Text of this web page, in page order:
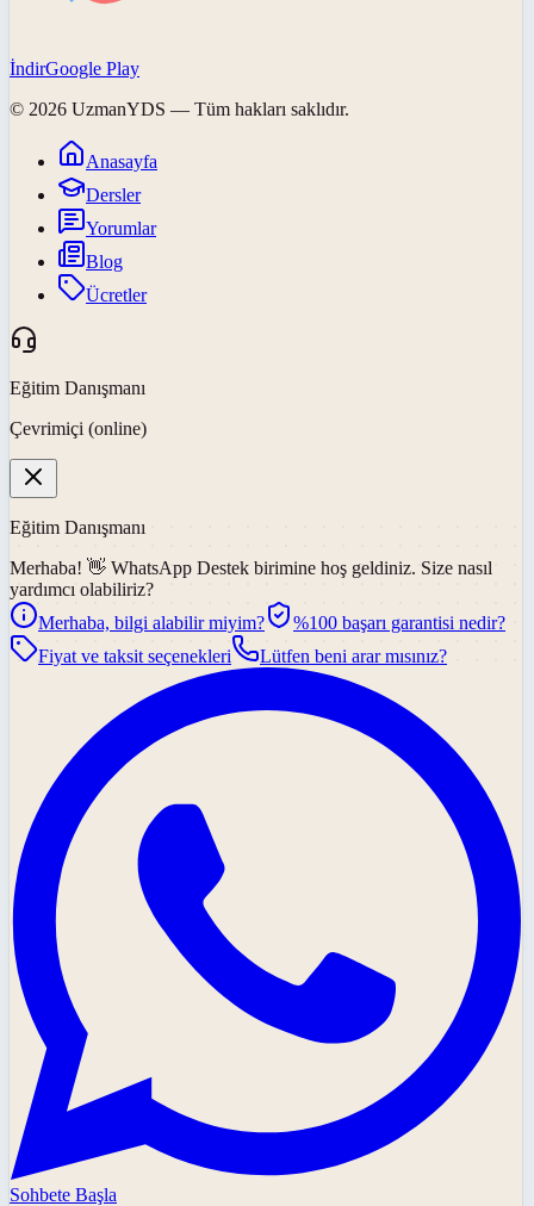
İndirGoogle Play
© 2026 UzmanYDS — Tüm hakları saklıdır.
Anasayfa
Dersler
Yorumlar
Blog
Ücretler
Eğitim Danışmanı
Çevrimiçi (online)
Eğitim Danışmanı
Merhaba! 👋 WhatsApp Destek birimine hoş geldiniz. Size nasıl
yardımcı olabiliriz?
Merhaba, bilgi alabilir miyim?
%100 başarı garantisi nedir?
Fiyat ve taksit seçenekleri
Lütfen beni arar mısınız?
Sohbete Başla